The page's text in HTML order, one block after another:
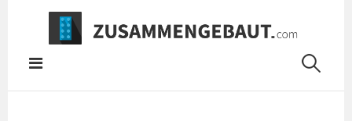
Springe
Inhalt